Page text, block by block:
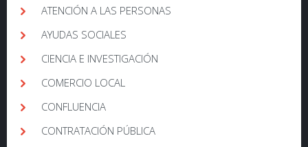
ATENCIÓN A LAS PERSONAS
AYUDAS SOCIALES
CIENCIA E INVESTIGACIÓN
COMERCIO LOCAL
CONFLUENCIA
CONTRATACIÓN PÚBLICA